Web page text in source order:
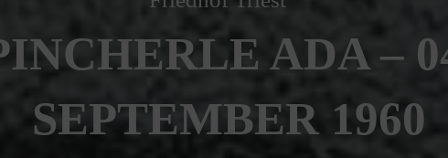
ADA –
SEPTEMBER 1960